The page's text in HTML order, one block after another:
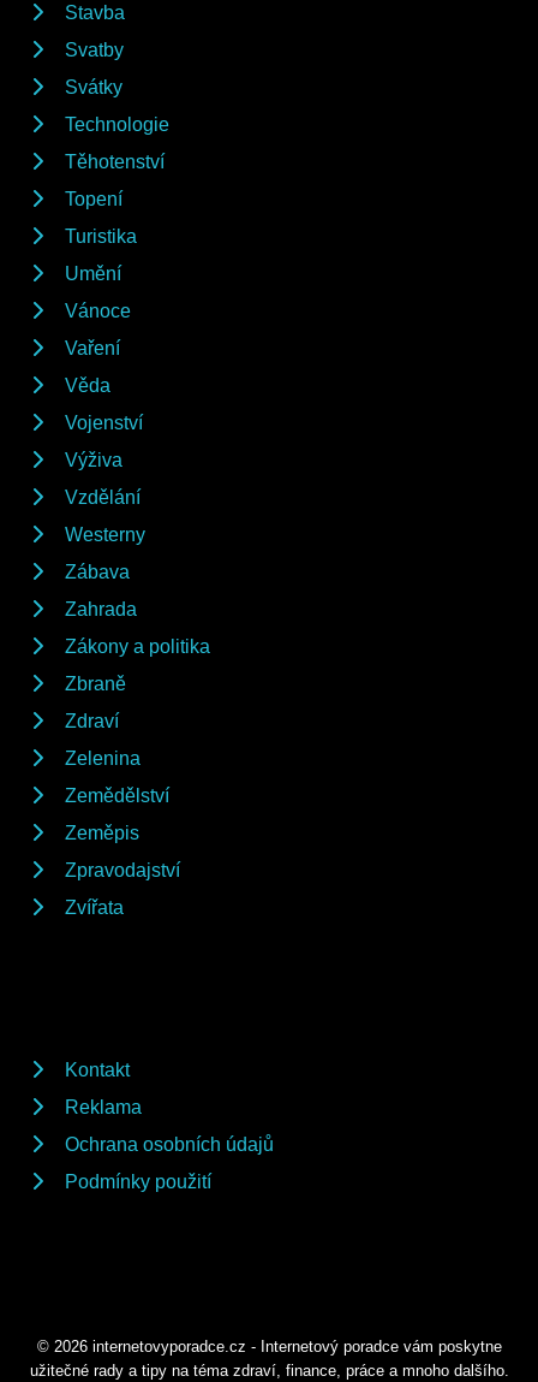
Stavba
Svatby
Svátky
Technologie
Těhotenství
Topení
Turistika
Umění
Vánoce
Vaření
Věda
Vojenství
Výživa
Vzdělání
Westerny
Zábava
Zahrada
Zákony a politika
Zbraně
Zdraví
Zelenina
Zemědělství
Zeměpis
Zpravodajství
Zvířata
Kontakt
Reklama
Ochrana osobních údajů
Podmínky použití
© 2026 internetovyporadce.cz - Internetový poradce vám poskytne
užitečné rady a tipy na téma zdraví, finance, práce a mnoho dalšího.